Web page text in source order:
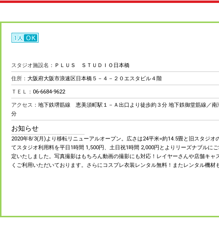
スタジオ施設名： ＰＬＵＳ ＳＴＵＤＩＯ日本橋
住所： 大阪府大阪市浪速区日本橋５－４－２０エスタビル４階
ＴＥＬ： 06-6684-9622
アクセス： 地下鉄堺筋線 恵美須町駅１－Ａ出口より徒歩約３分 地下鉄御堂筋線／
分
お知らせ
2020年8/3(月)より移転リニューアルオープン。広さは24平米=約14.5畳と旧スタジオ
てスタジオ利用料を平日1時間 1,500円、土日祝1時間 2,000円とよりリーズナブルに
定いたしました。写真撮影はもちろん動画の撮影にも対応！レイヤーさんや店舗キャ
くご利用いただいております。さらにコスプレ衣装レンタル無料！またレンタル機材